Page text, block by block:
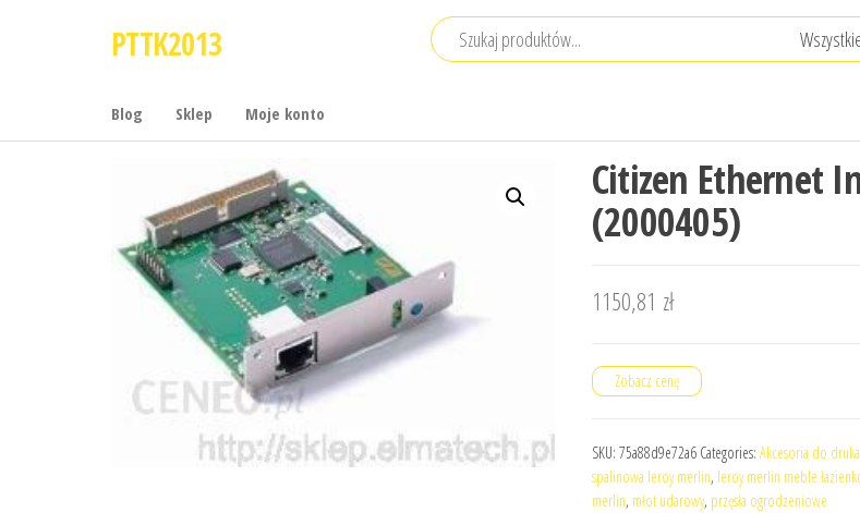
PTTK2013
Blog Sklep Moje konto
Citizen Ethernet
(2000405)
1150,81 zł
Zobacz cenę
SKU: 75a88d9e72a6 Categories: Akcesoria do
spalinowa leroy merlin, leroy merlin meble
merlin, młot udarowy, przęsła ogrodzeniowe